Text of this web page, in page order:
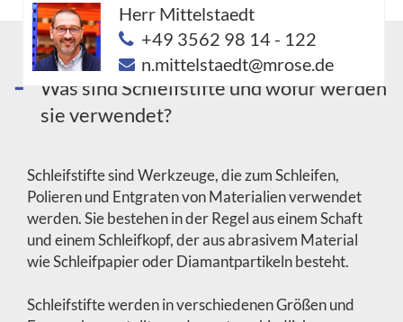
Was sind Schleifstifte und wofür werden
sie verwendet?
Schleifstifte sind Werkzeuge, die zum Schleifen,
Polieren und Entgraten von Materialien verwendet
werden. Sie bestehen in der Regel aus einem Schaft
und einem Schleifkopf, der aus abrasivem Material
wie Schleifpapier oder Diamantpartikeln besteht.
Schleifstifte werden in verschiedenen Größen und
Herr Mittelstaedt
+49 3562 98 14 - 122
n.mittelstaedt@mrose.de